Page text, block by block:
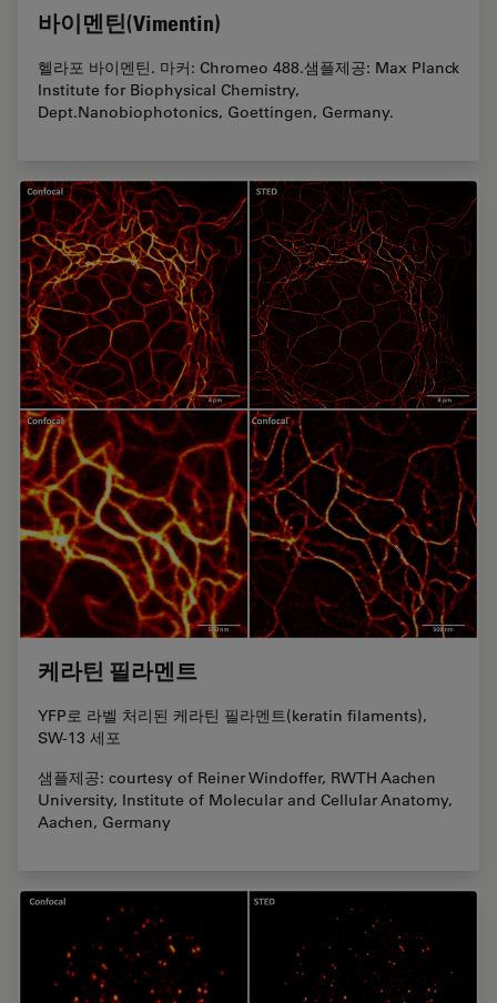
바이멘틴(Vimentin)
헬라포 바이멘틴. 마커: Chromeo 488.샘플제공: Max Planck
Institute for Biophysical Chemistry,
Dept.Nanobiophotonics, Goettingen, Germany.
케라틴 필라멘트
YFP로 라벨 처리된 케라틴 필라멘트(keratin filaments),
SW-13 세포
샘플제공: courtesy of Reiner Windoffer, RWTH Aachen
University, Institute of Molecular and Cellular Anatomy,
Aachen, Germany